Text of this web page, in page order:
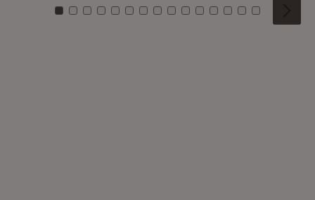
Zu Kachel: 0
Zu Kachel: 1
Zu Kachel: 2
Zu Kachel: 3
Zu Kachel: 4
Zu Kachel: 5
Zu Kachel: 6
Zu Kachel: 7
Zu Kachel: 8
Zu Kachel: 9
Zu Kachel: 10
Zu Kachel: 11
Zu Kachel: 12
Zu Kachel:
Zu